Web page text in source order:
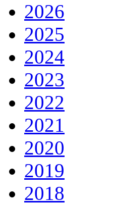
2026
2025
2024
2023
2022
2021
2020
2019
2018